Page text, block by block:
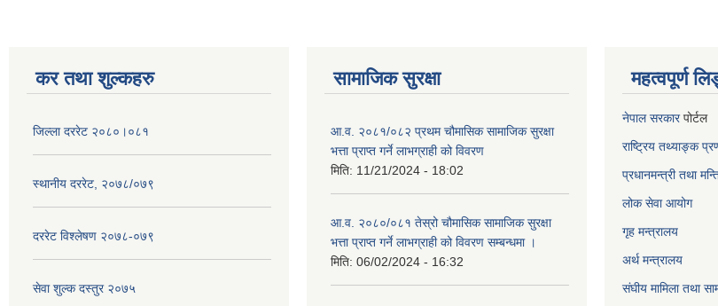
कर तथा शुल्कहरु
जिल्ला दररेट २०८०।०८१
स्थानीय दररेट, २०७८/०७९
दररेट विश्लेषण २०७८-०७९
सेवा शुल्क दस्तुर २०७५
सामाजिक सुरक्षा
आ.व. २०८१/०८२ प्रथम चौमासिक सामाजिक सुरक्षा
भत्ता प्राप्त गर्ने लाभग्राही को विवरण
मिति: 11/21/2024 - 18:02
आ.व. २०८०/०८१ तेस्रो चौमासिक सामाजिक सुरक्षा
भत्ता प्राप्त गर्ने लाभग्राही को विवरण सम्बन्धमा ।
मिति: 06/02/2024 - 16:32
महत्वपूर्ण
नेपाल सरकारपोर्टल
राष्ट्रिय तथ्याङ्क
प्रधानमन्त्री तथा
लोक सेवाआयोग
गृह मन्त्रालय
अर्थ मन्त्रालय
संघीय मामिला तथा